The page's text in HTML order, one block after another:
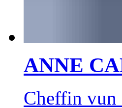
ANNE
Cheffin vun